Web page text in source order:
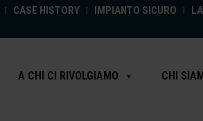
CASE HISTORY IMPIANTO SICURO
A CHI CI RIVOLGIAMO CHI